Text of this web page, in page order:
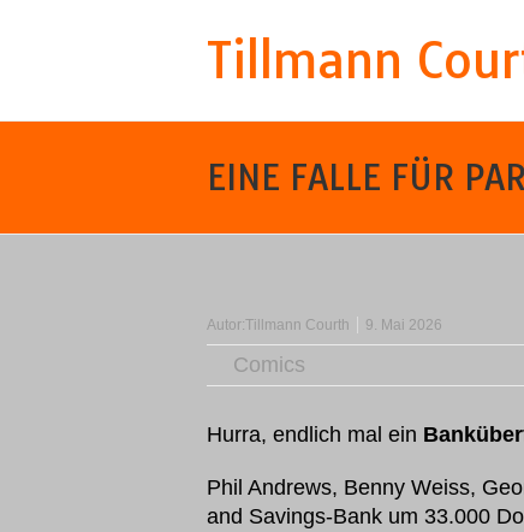
Tillmann
EINE FALLE FÜR
Autor:Tillmann Courth 9. Mai 2026
Comics
Hurra, endlich mal ein
Phil Andrews, Benny Weiss,
and Savings-Bank um 33.000